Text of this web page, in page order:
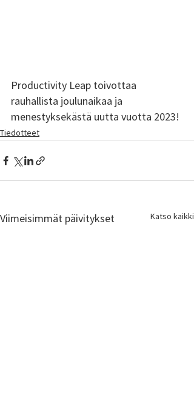
Productivity Leap toivottaa
rauhallista joulunaikaa ja
menestyksekästä uutta vuotta 2023!
Tiedotteet
Viimeisimmät päivitykset Katso kaikki